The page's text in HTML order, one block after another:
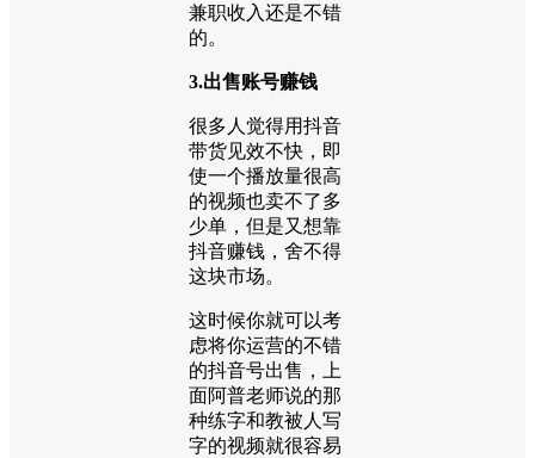
兼职收入还是不错
的。
3.出售账号赚钱
很多人觉得用抖音
带货见效不快，即
使一个播放量很高
的视频也卖不了多
少单，但是又想靠
抖音赚钱，舍不得
这块市场。
这时候你就可以考
虑将你运营的不错
的抖音号出售，上
面阿普老师说的那
种练字和教被人写
字的视频就很容易